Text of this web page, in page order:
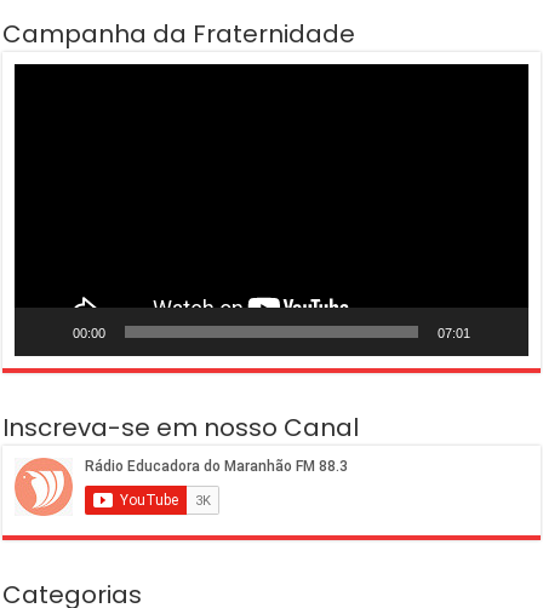
Campanha da Fraternidade
00:00 07:01
Inscreva-se em nosso Canal
Categorias